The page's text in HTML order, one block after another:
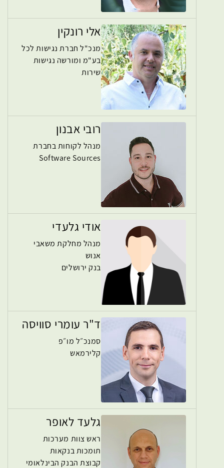
אלי רונקין
מנכ"ל חברת נגישות לכל
בע"מ ומורשה נגישות
שירות
רובי אבנון
מנהל לקוחות בחברת
Software Sources
אודי גלעדי
מנהל מחלקת משאבי
אנוש
בנק ירושלים
ד"ר עומרי סוויסה
סמנכ״ל מו״פ
קלירמאש
גלעד לאופר
ראש צוות מערכות
תומכות בנקאות
קבוצת הבנק הבינלאומי